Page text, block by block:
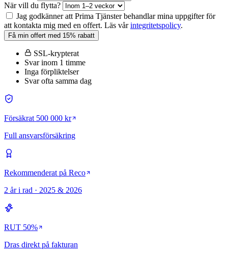
När vill du flytta?
Jag godkänner att Prima Tjänster behandlar mina uppgifter för
att kontakta mig med en offert. Läs vårintegritetspolicy.
Få min offert med 15% rabatt
SSL-krypterat
Svar inom 1 timme
Inga förpliktelser
Svar ofta samma dag
Försäkrat 500 000 kr
Full ansvarsförsäkring
Rekommenderat på Reco
2 år i rad · 2025 & 2026
RUT 50%
Dras direkt på fakturan